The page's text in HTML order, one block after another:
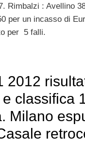
Rimbalzi : Avellino
per un incasso di
per 5 falli.
2012
classifica
Milano